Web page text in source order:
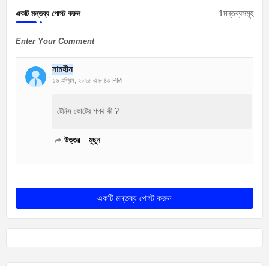
একটি মন্তব্য পোস্ট করুন 1মন্তব্যসমূহ
Enter Your Comment
নামহীন
১৬ এপ্রিল, ২০২৫ এ ৮:৪৩ PM
টেনিস কোটের শপথ কী ?
উত্তর মুছুন
একটি মন্তব্য পোস্ট করুন